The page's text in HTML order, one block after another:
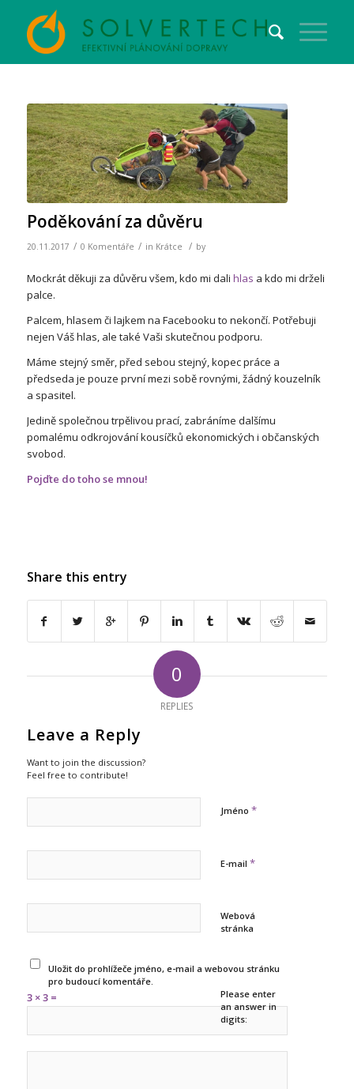
Poděkování za důvěru
20.11.2017 / 0 Komentáře / in Krátce / by
Mockrát děkuji za důvěru všem, kdo mi dali hlas a kdo mi drželi
palce.
Palcem, hlasem či lajkem na Facebooku to nekončí. Potřebuji
nejen Váš hlas, ale také Vaši skutečnou podporu.
Máme stejný směr, před sebou stejný, kopec práce a
předseda je pouze první mezi sobě rovnými, žádný kouzelník
a spasitel.
Jedině společnou trpělivou prací, zabráníme dalšímu
pomalému odkrojování kousíčků ekonomických i občanských
svobod.
Pojďte do toho se mnou!
Share this entry
0
REPLIES
Leave a Reply
Want to join the discussion?
Feel free to contribute!
Jméno *
E-mail *
Webová
stránka
Uložit do prohlížeče jméno, e-mail a webovou stránku
pro budoucí komentáře.
Please enter
an answer in
digits:
3 × 3 =